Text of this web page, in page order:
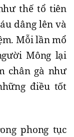
thế tổ tiên
dâng lên và
Mỗi lần mổ
Mông lại
chân gà như
điều tốt
phong tục